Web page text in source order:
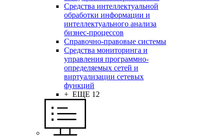
Средства интеллектуальной
обработки информации и
интеллектуального анализа
бизнес-процессов
Справочно-правовые системы
Средства мониторинга и
управления программно-
определяемых сетей и
виртуализации сетевых
функций
+ ЕЩЕ 12